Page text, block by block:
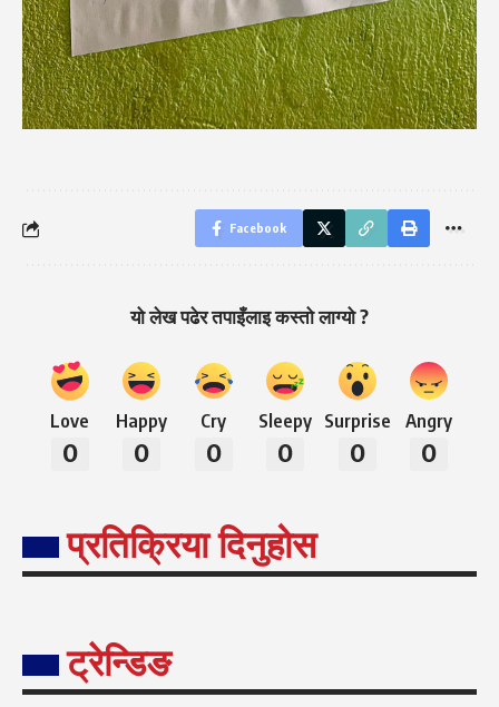
Facebook
यो लेख पढेर तपाइँलाइ कस्तो लाग्यो ?
Love
0
Happy
0
Cry
0
Sleepy
0
Surprise
0
Angry
0
प्रतिक्रिया दिनुहोस
ट्रेन्डिङ